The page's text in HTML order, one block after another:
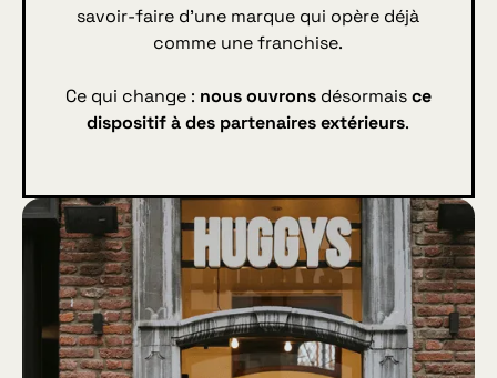
savoir-faire d’une marque qui opère déjà
comme une franchise.
Ce qui change : nous ouvronsdésormaisce
dispositif à des partenaires extérieurs.